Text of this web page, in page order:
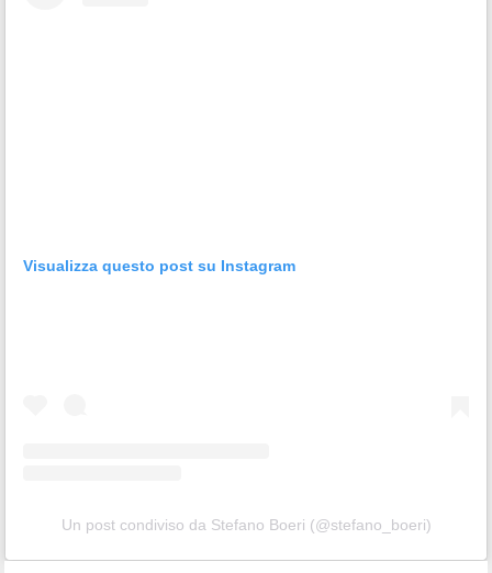
Visualizza questo post su Instagram
Un post condiviso da Stefano Boeri (@stefano_boeri)